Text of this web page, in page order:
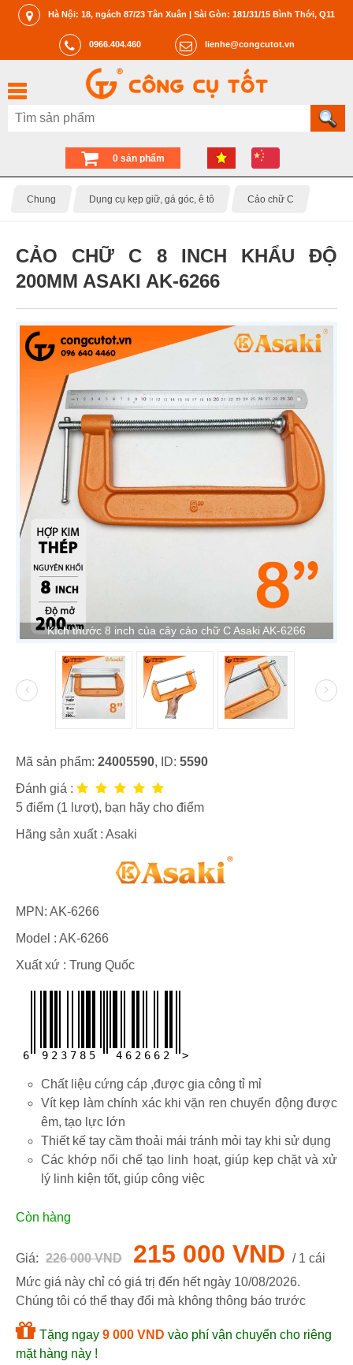
Hà Nội: 18, ngách 87/23 Tân Xuân | Sài Gòn: 181/31/15 Bình Thới, Q11
0966.404.460 lienhe@congcutot.vn
0 sản phẩm
Chung Dụng cụ kẹp giữ, gá góc, ê tô Cảo chữ C
CẢO CHỮ C 8 INCH KHẨU ĐỘ
200MM ASAKI AK-6266
Kích thước 8 inch của cây cảo chữ C Asaki AK-6266
Mã sản phẩm: 24005590, ID: 5590
Đánh giá :
5 điểm (1 lượt), bạn hãy cho điểm
Hãng sản xuất : Asaki
MPN: AK-6266
Model : AK-6266
Xuất xứ : Trung Quốc
6 9 2 3 7 8 5 4 6 2 6 6 2 >
Chất liệu cứng cáp ,được gia công tỉ mỉ
Vít kẹp làm chính xác khi vặn ren chuyển động được
êm, tạo lực lớn
Thiết kế tay cầm thoải mái tránh mỏi tay khi sử dụng
Các khớp nối chế tạo linh hoạt, giúp kẹp chặt và xử
lý linh kiện tốt, giúp công việc
Còn hàng
Giá: 226 000 VND 215 000 VND / 1 cái
Mức giá này chỉ có giá trị đến hết ngày 10/08/2026.
Chúng tôi có thể thay đổi mà không thông báo trước
Tặng ngay 9 000 VND vào phí vận chuyển cho riêng
mặt hàng này !